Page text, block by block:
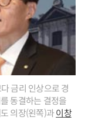
금리 인상으로 경
동결하는 결정을
의장(왼쪽)과이창